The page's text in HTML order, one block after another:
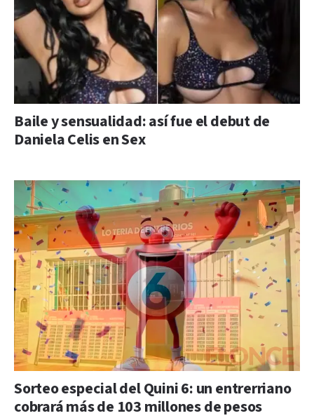
Baile y sensualidad: así fue el debut de
Daniela Celis en Sex
Sorteo especial del Quini 6: un entrerriano
cobrará más de 103 millones de pesos